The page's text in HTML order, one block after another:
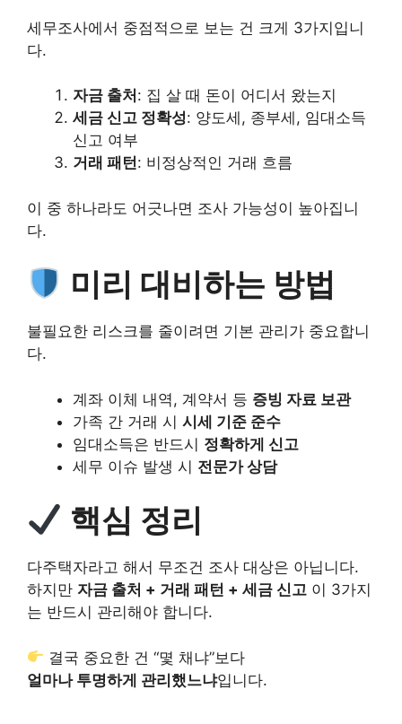
세무조사에서 중점적으로 보는 건 크게 3가지입니
다.
자금 출처 : 집 살 때 돈이 어디서 왔는지
세금 신고 정확성: 양도세, 종부세, 임대소득
신고 여부
거래 패턴: 비정상적인 거래 흐름
이 중 하나라도 어긋나면 조사 가능성이 높아집니
다.
미리 대비하는 방법
불필요한 리스크를 줄이려면 기본 관리가 중요합니
다.
계좌 이체 내역, 계약서 등 증빙 자료 보관
가족 간 거래 시 시세 기준 준수
임대소득은 반드시 정확하게 신고
세무 이슈 발생 시 전문가 상담
핵심 정리
다주택자라고 해서 무조건 조사 대상은 아닙니다.
하지만 자금 출처 + 거래 패턴 + 세금 신고 이 3가지
는 반드시 관리해야 합니다.
결국 중요한 건 “몇 채냐”보다
얼마나 투명하게 관리했느냐입니다.